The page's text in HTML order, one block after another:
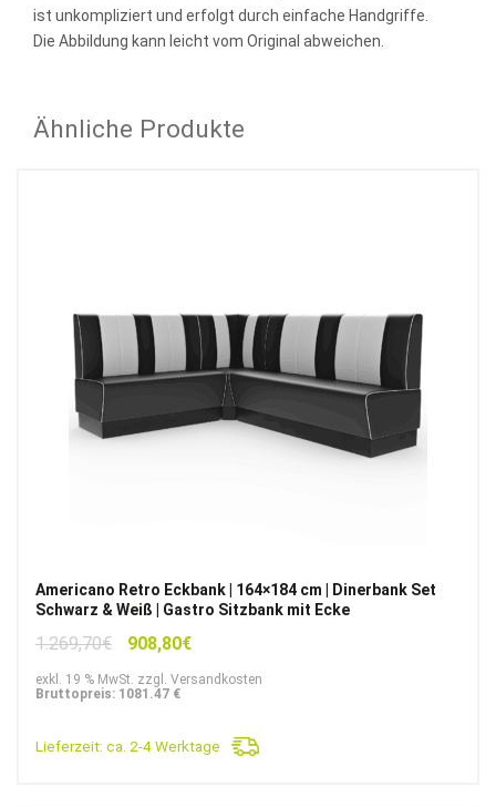
ist unkompliziert und erfolgt durch einfache Handgriffe.
Die Abbildung kann leicht vom Original abweichen.
Ähnliche Produkte
Americano Retro Eckbank | 164×184 cm | Dinerbank Set
Schwarz & Weiß | Gastro Sitzbank mit Ecke
1.269,70€
Ursprünglicher
war:
908,80€Aktueller
ist:
exkl. 19 % MwSt. zzgl. Versandkosten
Bruttopreis: 1081.47 €
Lieferzeit: ca. 2-4 Werktage